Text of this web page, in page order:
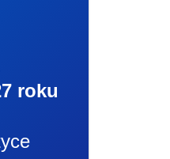
roku